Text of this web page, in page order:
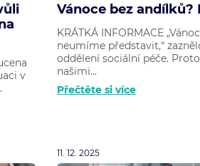
v
Vánoce bez andílků?
KRÁTKÁ INFORMACE
neumíme představit,“
oddělení sociální péče.
našimi...
Přečtěte si více
11. 12. 2025